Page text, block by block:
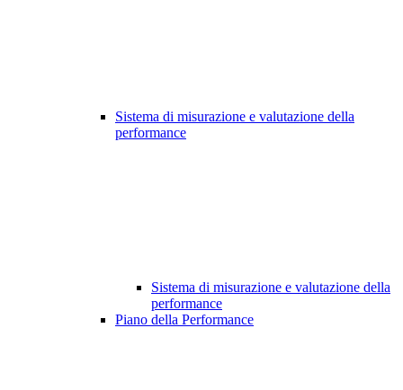
Sistema di misurazione e valutazione della
performance
Sistema di misurazione e valutazione della
performance
Piano della Performance